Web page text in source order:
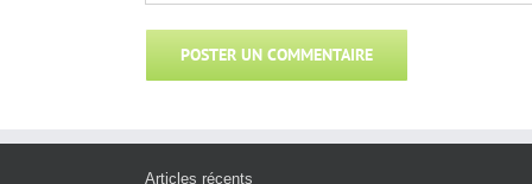
Articles récents